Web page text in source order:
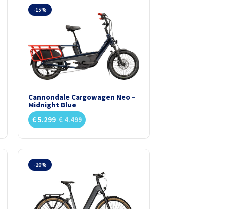
-15%
Cannondale Cargowagen Neo –
Midnight Blue
€5.299 €4.499
-20%